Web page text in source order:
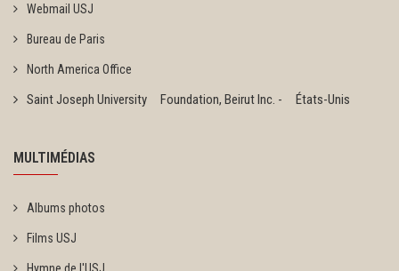
Webmail USJ
Bureau de Paris
North America Office
Saint Joseph University Foundation, Beirut Inc. - États-Unis
MULTIMÉDIAS
Albums photos
Films USJ